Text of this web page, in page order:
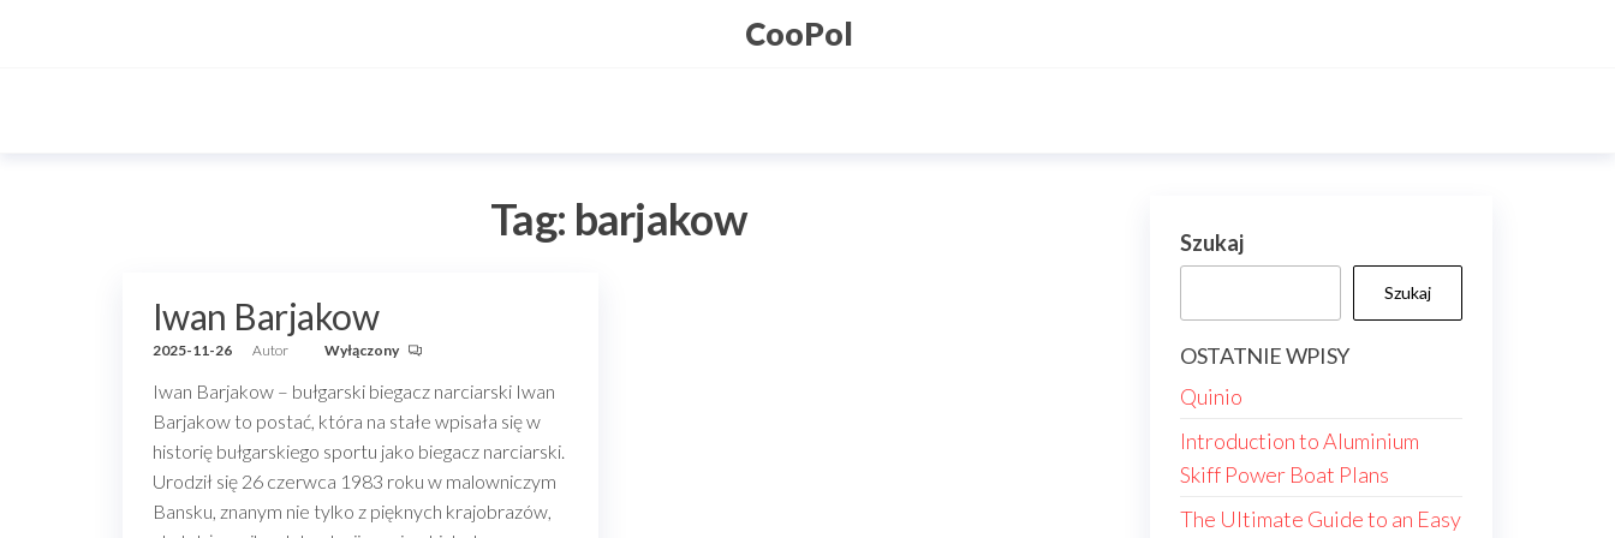
CooPol
Tag: barjakow
Iwan Barjakow
2025-11-26 Autor Wyłączony
Iwan Barjakow – bułgarski biegacz narciarski Iwan
Barjakow to postać, która na stałe wpisała się w
historię bułgarskiego sportu jako biegacz narciarski.
Urodził się 26 czerwca 1983 roku w malowniczym
Bansku, znanym nie tylko z pięknych krajobrazów,
Szukaj
Szukaj
OSTATNIE WPISY
Quinio
Introduction to Aluminium
Skiff Power Boat Plans
The Ultimate Guide to an Easy